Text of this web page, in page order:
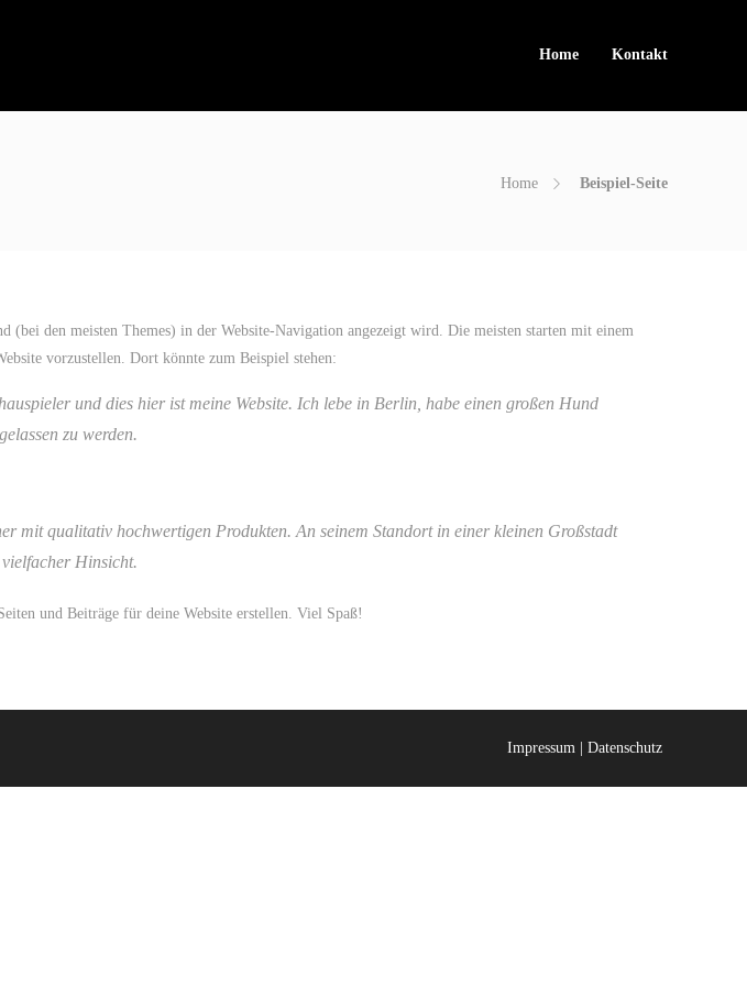
Home Kontakt
Home Beispiel-Seite
(bei den meisten Themes) in der Website-Navigation angezeigt wird. Die meisten starten mit einem
vorzustellen. Dort könnte zum Beispiel stehen:
und dies hier ist meine Website. Ich lebe in Berlin, habe einen großen Hund
zu werden.
mit qualitativ hochwertigen Produkten. An seinem Standort in einer kleinen Großstadt
Hinsicht.
und Beiträge für deine Website erstellen. Viel Spaß!
Impressum |Datenschutz